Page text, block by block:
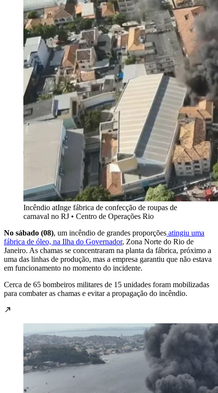
Incêndio atInge fábrica de confecção de roupas de
carnaval no RJ • Centro de Operações Rio
No sábado (08), um incêndio de grandes proporções atingiu uma
fábrica de óleo, na Ilha do Governador, Zona Norte do Rio de
Janeiro. As chamas se concentraram na planta da fábrica, próximo a
uma das linhas de produção, mas a empresa garantiu que não estava
em funcionamento no momento do incidente.
Cerca de 65 bombeiros militares de 15 unidades foram mobilizadas
para combater as chamas e evitar a propagação do incêndio.